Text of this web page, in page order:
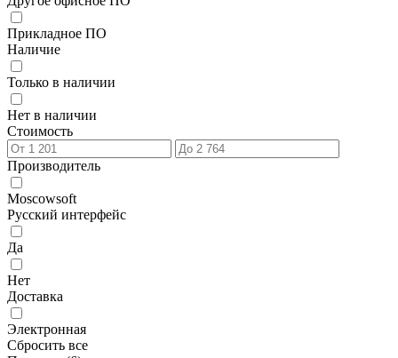
Прикладное ПО
Наличие
Только в наличии
Нет в наличии
Стоимость
Производитель
Moscowsoft
Русский интерфейс
Да
Нет
Доставка
Электронная
Сбросить все